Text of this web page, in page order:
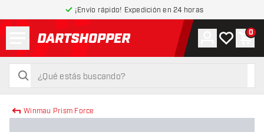
¡Envío rápido! Expedición en 24 horas
volver a la página de inicio
buscar
buscar
Cuenta
Mi lista de
0
Winmau Prism Force